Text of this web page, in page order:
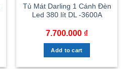
Tủ Mát Darling 1 Cánh Đèn
Led 380 lít DL -3600A
7.700.000 ₫
Add to cart